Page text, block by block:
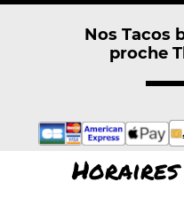
Nos Tacos
proche